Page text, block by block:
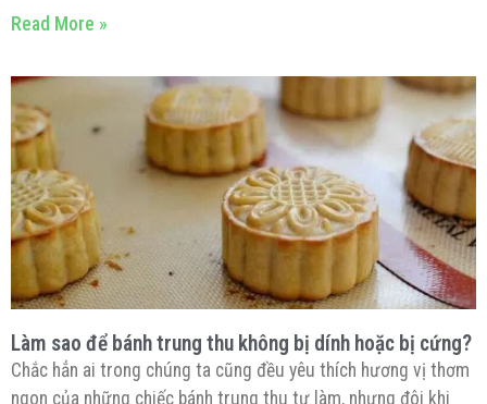
Read More »
Làm sao để bánh trung thu không bị dính hoặc bị cứng?
Chắc hẳn ai trong chúng ta cũng đều yêu thích hương vị thơm
ngon của những chiếc bánh trung thu tự làm, nhưng đôi khi